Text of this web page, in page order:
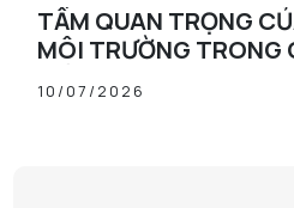
TẦM QUAN TRỌNG
MÔI TRƯỜNG TRONG
HIỆN ĐẠI
10/07/2026